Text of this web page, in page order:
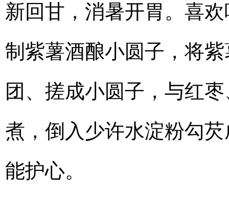
新回甘，消暑开胃。喜
制紫薯酒酿小圆子，将
团、搓成小圆子，与红
煮，倒入少许水淀粉勾
能护心。